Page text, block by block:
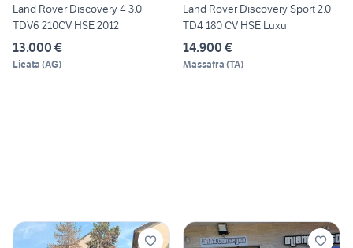
Land Rover Discovery 4 3.0
TDV6 210CV HSE 2012
13.000 €
Licata (AG)
Land Rover Discovery Sport 2.0
TD4 180 CV HSE Luxu
14.900 €
Massafra (TA)